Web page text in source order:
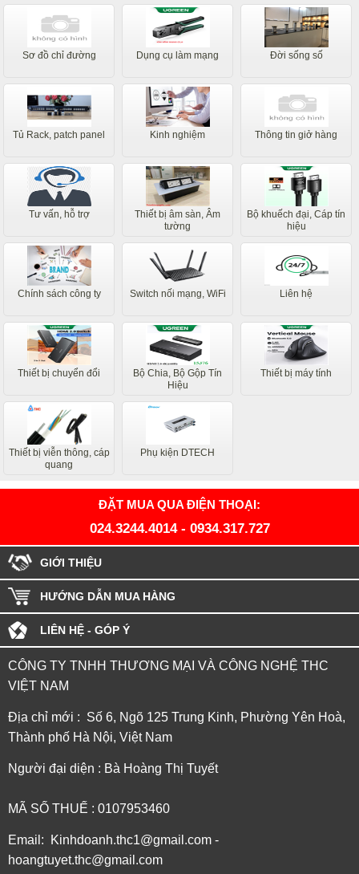
Sơ đồ chỉ đường Dụng cụ làm mạng Đời sống số
Tủ Rack, patch panel Kinh nghiệm Thông tin giở hàng
Tư vấn, hỗ trợ
Thiết bị âm sàn, Âm
tường
Bộ khuếch đại, Cáp tín
hiệu
Chính sách công ty Switch nối mạng, WiFi Liên hệ
Thiết bị chuyển đổi
Bộ Chia, Bộ Gộp Tín
Hiệu
Thiết bị máy tính
Thiết bị viễn thông, cáp
quang
Phụ kiện DTECH
ĐẶT MUA QUA ĐIỆN THOẠI:
024.3244.4014- 0934.317.727
GIỚI THIỆU
HƯỚNG DẪN MUA HÀNG
LIÊN HỆ - GÓP Ý
CÔNG TY TNHH THƯƠNG MẠI VÀ CÔNG NGHỆ THC
VIỆT NAM
Địa chỉ mới : Số 6, Ngõ 125 Trung Kinh, Phường Yên Hoà,
Thành phố Hà Nội, Việt Nam
Người đại diện : Bà Hoàng Thị Tuyết
MÃ SỐ THUẾ : 0107953460
Email: Kinhdoanh.thc1@gmail.com -
hoangtuyet.thc@gmail.com